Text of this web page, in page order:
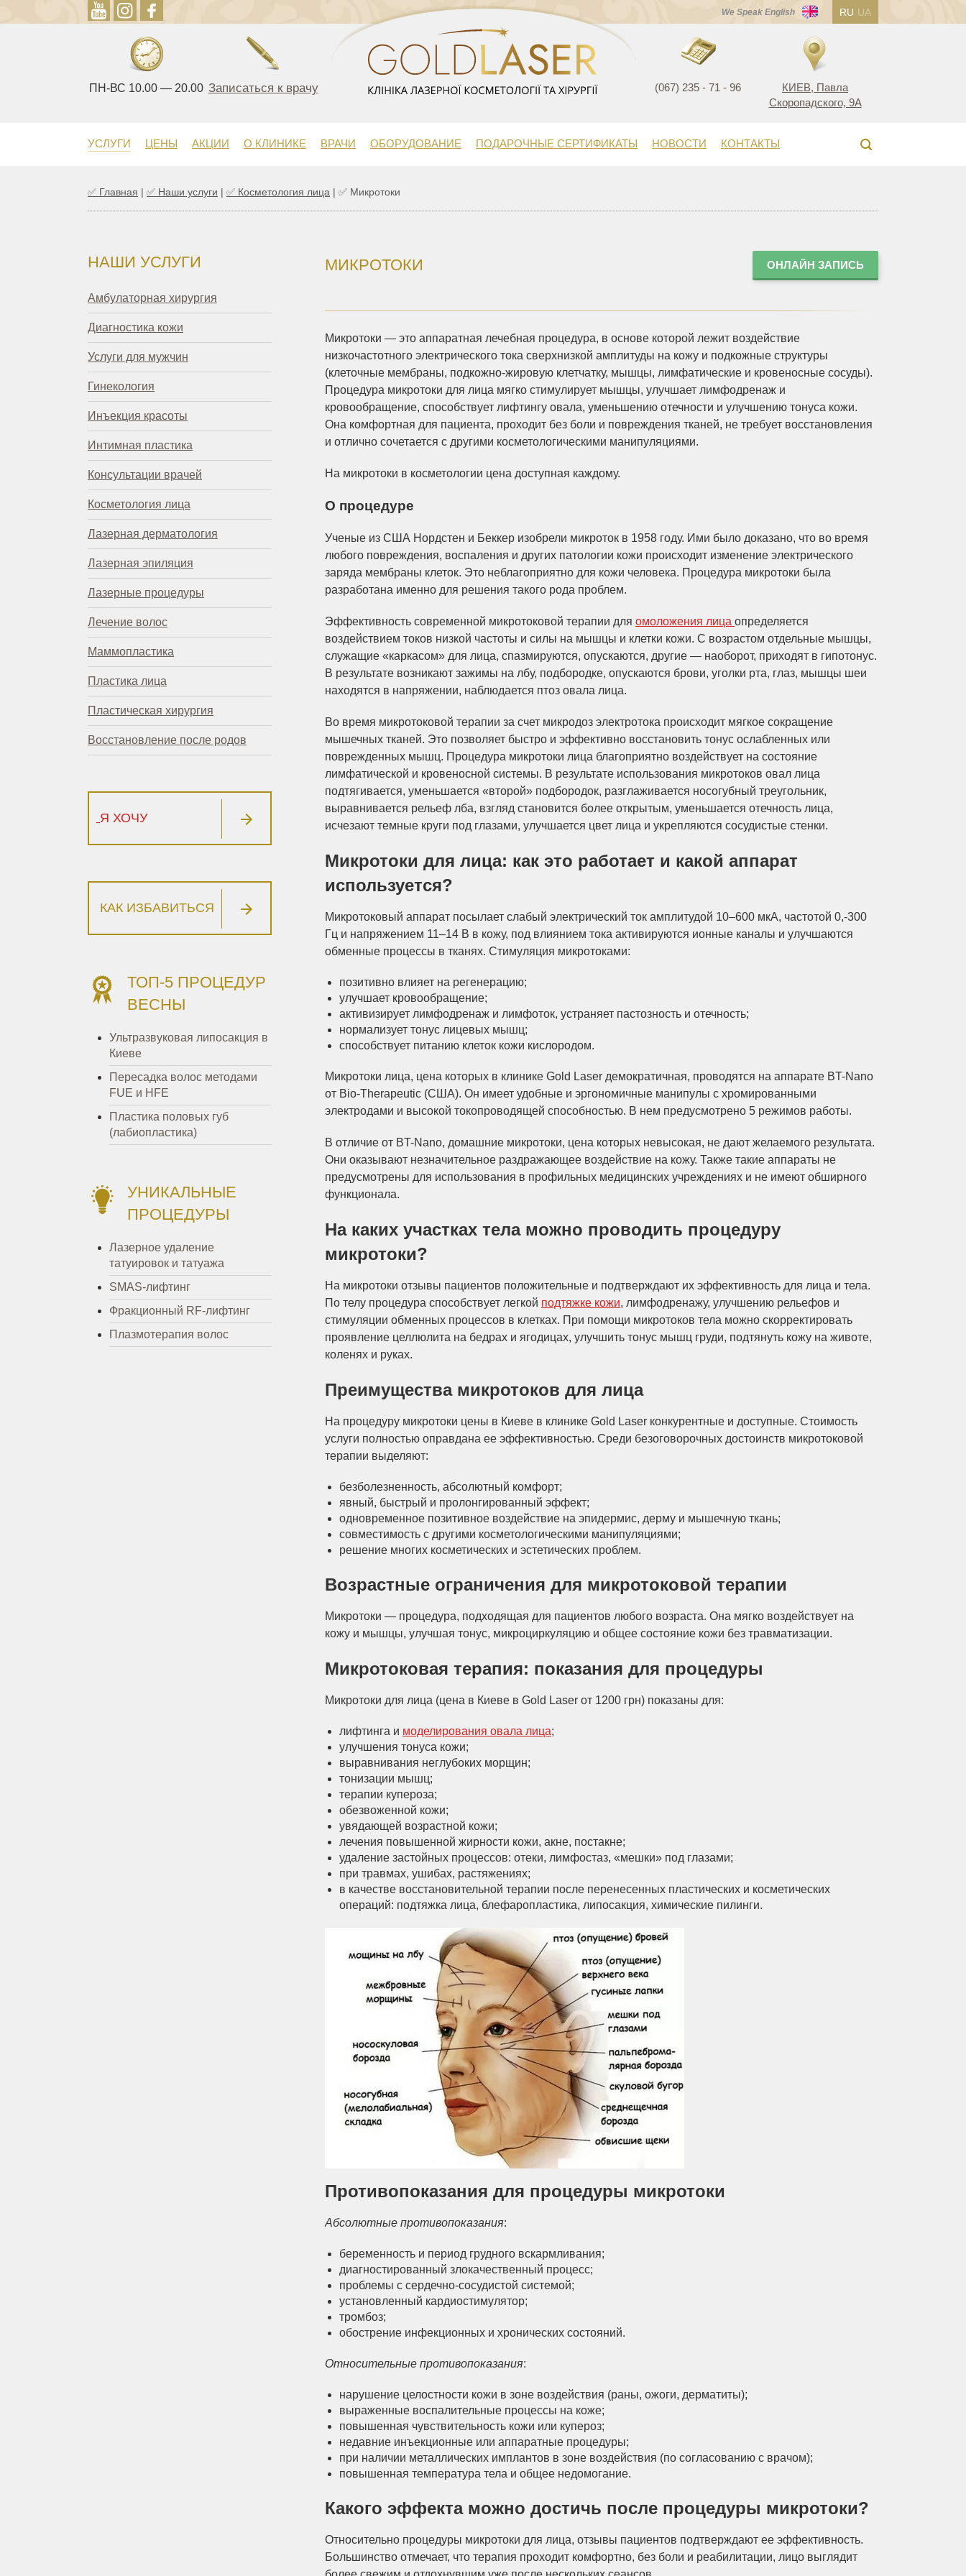
We Speak English RU UA
ПН-ВС 10.00 — 20.00 Записаться к врачу (067) 235 - 71 - 96
КИЕВ, Павла
Скоропадского, 9А
УСЛУГИ ЦЕНЫ АКЦИИ О КЛИНИКЕ ВРАЧИ ОБОРУДОВАНИЕ ПОДАРОЧНЫЕ СЕРТИФИКАТЫ НОВОСТИ КОНТАКТЫ
✅ Главная | ✅ Наши услуги | ✅ Косметология лица | ✅ Микротоки
НАШИ УСЛУГИ
Амбулаторная хирургия
Диагностика кожи
Услуги для мужчин
Гинекология
Инъекция красоты
Интимная пластика
Консультации врачей
Косметология лица
Лазерная дерматология
Лазерная эпиляция
Лазерные процедуры
Лечение волос
Маммопластика
Пластика лица
Пластическая хирургия
Восстановление после родов
Я ХОЧУ
КАК ИЗБАВИТЬСЯ
ТОП-5 ПРОЦЕДУР
ВЕСНЫ
Ультразвуковая липосакция в
Киеве
Пересадка волос методами
FUE и HFE
Пластика половых губ
(лабиопластика)
УНИКАЛЬНЫЕ
ПРОЦЕДУРЫ
Лазерное удаление
татуировок и татуажа
SMAS-лифтинг
Фракционный RF-лифтинг
Плазмотерапия волос
МИКРОТОКИ ОНЛАЙН ЗАПИСЬ
Микротоки — это аппаратная лечебная процедура, в основе которой лежит воздействие
низкочастотного электрического тока сверхнизкой амплитуды на кожу и подкожные структуры
(клеточные мембраны, подкожно-жировую клетчатку, мышцы, лимфатические и кровеносные сосуды).
Процедура микротоки для лица мягко стимулирует мышцы, улучшает лимфодренаж и
кровообращение, способствует лифтингу овала, уменьшению отечности и улучшению тонуса кожи.
Она комфортная для пациента, проходит без боли и повреждения тканей, не требует восстановления
и отлично сочетается с другими косметологическими манипуляциями.
На микротоки в косметологии цена доступная каждому.
О процедуре
Ученые из США Нордстен и Беккер изобрели микроток в 1958 году. Ими было доказано, что во время
любого повреждения, воспаления и других патологии кожи происходит изменение электрического
заряда мембраны клеток. Это неблагоприятно для кожи человека. Процедура микротоки была
разработана именно для решения такого рода проблем.
Эффективность современной микротоковой терапии для омоложения лица определяется
воздействием токов низкой частоты и силы на мышцы и клетки кожи. С возрастом отдельные мышцы,
служащие «каркасом» для лица, спазмируются, опускаются, другие — наоборот, приходят в гипотонус.
В результате возникают зажимы на лбу, подбородке, опускаются брови, уголки рта, глаз, мышцы шеи
находятся в напряжении, наблюдается птоз овала лица.
Во время микротоковой терапии за счет микродоз электротока происходит мягкое сокращение
мышечных тканей. Это позволяет быстро и эффективно восстановить тонус ослабленных или
поврежденных мышц. Процедура микротоки лица благоприятно воздействует на состояние
лимфатической и кровеносной системы. В результате использования микротоков овал лица
подтягивается, уменьшается «второй» подбородок, разглаживается носогубный треугольник,
выравнивается рельеф лба, взгляд становится более открытым, уменьшается отечность лица,
исчезают темные круги под глазами, улучшается цвет лица и укрепляются сосудистые стенки.
Микротоки для лица: как это работает и какой аппарат
используется?
Микротоковый аппарат посылает слабый электрический ток амплитудой 10–600 мкА, частотой 0,-300
Гц и напряжением 11–14 B в кожу, под влиянием тока активируются ионные каналы и улучшаются
обменные процессы в тканях. Стимуляция микротоками:
позитивно влияет на регенерацию;
улучшает кровообращение;
активизирует лимфодренаж и лимфоток, устраняет пастозность и отечность;
нормализует тонус лицевых мышц;
способствует питанию клеток кожи кислородом.
Микротоки лица, цена которых в клинике Gold Laser демократичная, проводятся на аппарате BT-Nano
от Bio-Therapeutic (США). Он имеет удобные и эргономичные манипулы с хромированными
электродами и высокой токопроводящей способностью. В нем предусмотрено 5 режимов работы.
В отличие от ВT-Nano, домашние микротоки, цена которых невысокая, не дают желаемого результата.
Они оказывают незначительное раздражающее воздействие на кожу. Также такие аппараты не
предусмотрены для использования в профильных медицинских учреждениях и не имеют обширного
функционала.
На каких участках тела можно проводить процедуру
микротоки?
На микротоки отзывы пациентов положительные и подтверждают их эффективность для лица и тела.
По телу процедура способствует легкой подтяжке кожи, лимфодренажу, улучшению рельефов и
стимуляции обменных процессов в клетках. При помощи микротоков тела можно скорректировать
проявление целлюлита на бедрах и ягодицах, улучшить тонус мышц груди, подтянуть кожу на животе,
коленях и руках.
Преимущества микротоков для лица
На процедуру микротоки цены в Киеве в клинике Gold Laser конкурентные и доступные. Стоимость
услуги полностью оправдана ее эффективностью. Среди безоговорочных достоинств микротоковой
терапии выделяют:
безболезненность, абсолютный комфорт;
явный, быстрый и пролонгированный эффект;
одновременное позитивное воздействие на эпидермис, дерму и мышечную ткань;
совместимость с другими косметологическими манипуляциями;
решение многих косметических и эстетических проблем.
Возрастные ограничения для микротоковой терапии
Микротоки — процедура, подходящая для пациентов любого возраста. Она мягко воздействует на
кожу и мышцы, улучшая тонус, микроциркуляцию и общее состояние кожи без травматизации.
Микротоковая терапия: показания для процедуры
Микротоки для лица (цена в Киеве в Gold Laser от 1200 грн) показаны для:
лифтинга и моделирования овала лица;
улучшения тонуса кожи;
выравнивания неглубоких морщин;
тонизации мышц;
терапии купероза;
обезвоженной кожи;
увядающей возрастной кожи;
лечения повышенной жирности кожи, акне, постакне;
удаление застойных процессов: отеки, лимфостаз, «мешки» под глазами;
при травмах, ушибах, растяжениях;
в качестве восстановительной терапии после перенесенных пластических и косметических
операций: подтяжка лица, блефаропластика, липосакция, химические пилинги.
Противопоказания для процедуры микротоки
Абсолютные противопоказания:
беременность и период грудного вскармливания;
диагностированный злокачественный процесс;
проблемы с сердечно-сосудистой системой;
установленный кардиостимулятор;
тромбоз;
обострение инфекционных и хронических состояний.
Относительные противопоказания:
нарушение целостности кожи в зоне воздействия (раны, ожоги, дерматиты);
выраженные воспалительные процессы на коже;
повышенная чувствительность кожи или купероз;
недавние инъекционные или аппаратные процедуры;
при наличии металлических имплантов в зоне воздействия (по согласованию с врачом);
повышенная температура тела и общее недомогание.
Какого эффекта можно достичь после процедуры микротоки?
Относительно процедуры микротоки для лица, отзывы пациентов подтверждают ее эффективность.
Большинство отмечает, что терапия проходит комфортно, без боли и реабилитации, лицо выглядит